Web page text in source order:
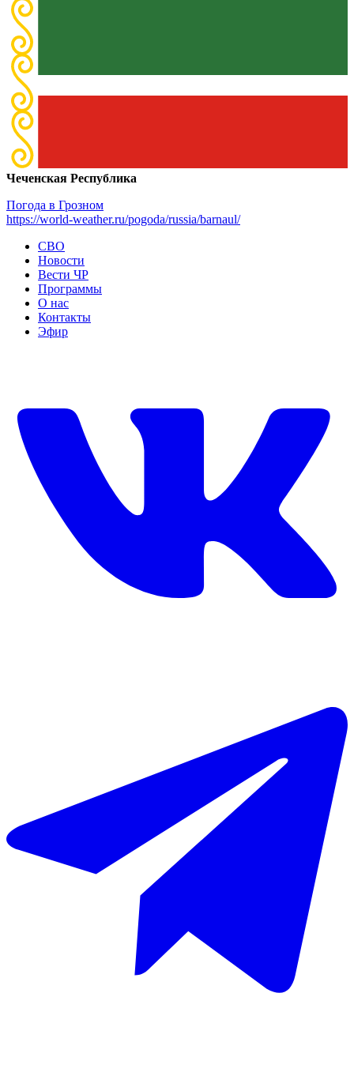
Чеченская Республика
Погода в Грозном
https://world-weather.ru/pogoda/russia/barnaul/
СВО
Новости
Вести ЧР
Программы
О нас
Контакты
Эфир